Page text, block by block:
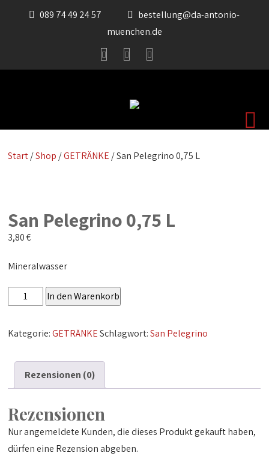
089 74 49 24 57
bestellung@da-antonio-
muenchen.de
Start/Shop /GETRÄNKE / San Pelegrino 0,75 L
San Pelegrino 0,75 L
3,80€
Mineralwasser
0,75
Menge
In den Warenkorb
Kategorie:GETRÄNKE Schlagwort:San Pelegrino
Rezensionen (0)
Rezensionen
Nur angemeldete Kunden, die dieses Produkt gekauft haben,
dürfen eine Rezension abgeben.